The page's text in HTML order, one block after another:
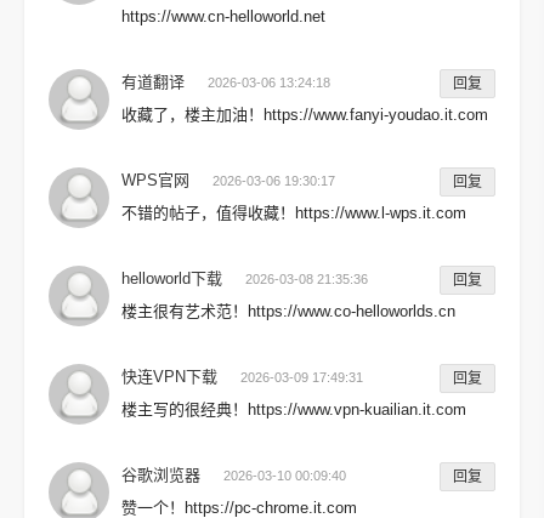
https://www.cn-helloworld.net
有道翻译 2026-03-06 13:24:18 回复
收藏了，楼主加油！https://www.fanyi-youdao.it.com
WPS官网 2026-03-06 19:30:17 回复
不错的帖子，值得收藏！https://www.l-wps.it.com
helloworld下载 2026-03-08 21:35:36 回复
楼主很有艺术范！https://www.co-helloworlds.cn
快连VPN下载 2026-03-09 17:49:31 回复
楼主写的很经典！https://www.vpn-kuailian.it.com
谷歌浏览器 2026-03-10 00:09:40 回复
赞一个！https://pc-chrome.it.com